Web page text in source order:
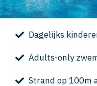
Dagelijks
Adults-only
Strand op 100m